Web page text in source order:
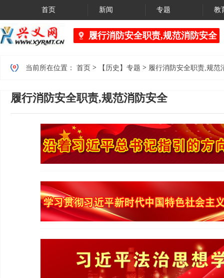
首页 新闻 专题 教
履行消防安全职责,规范消防安全
黔西南州市场
当前所在位置： 首页 > 【历史】专题 > 履行消防安全职责,规范
履行消防安全职责,规范消防安全